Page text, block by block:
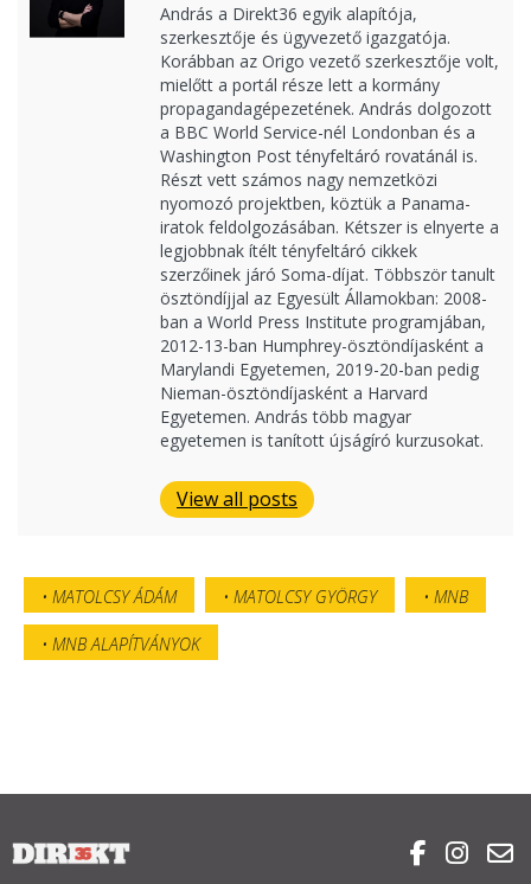
András a Direkt36 egyik alapítója,
szerkesztője és ügyvezető igazgatója.
Korábban az Origo vezető szerkesztője volt,
mielőtt a portál része lett a kormány
propagandagépezetének. András dolgozott
a BBC World Service-nél Londonban és a
Washington Post tényfeltáró rovatánál is.
Részt vett számos nagy nemzetközi
nyomozó projektben, köztük a Panama-
iratok feldolgozásában. Kétszer is elnyerte a
legjobbnak ítélt tényfeltáró cikkek
szerzőinek járó Soma-díjat. Többször tanult
ösztöndíjjal az Egyesült Államokban: 2008-
ban a World Press Institute programjában,
2012-13-ban Humphrey-ösztöndíjasként a
Marylandi Egyetemen, 2019-20-ban pedig
Nieman-ösztöndíjasként a Harvard
Egyetemen. András több magyar
egyetemen is tanított újságíró kurzusokat.
View all posts
MATOLCSY ÁDÁM MATOLCSY GYÖRGY MNB
MNB ALAPÍTVÁNYOK
  